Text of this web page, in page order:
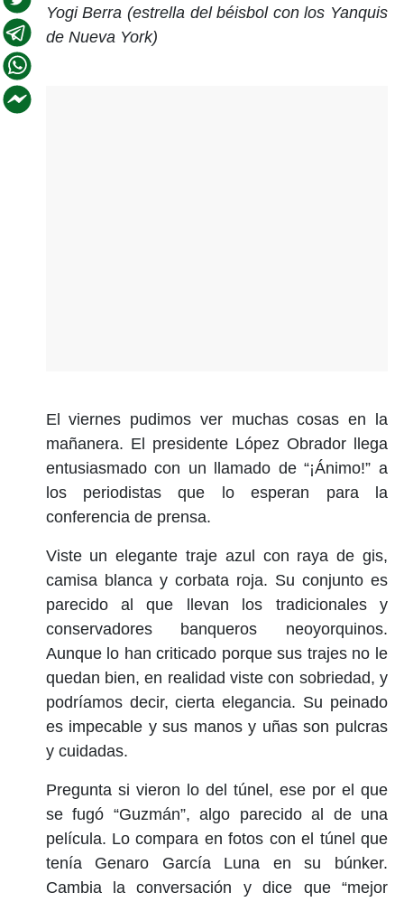
Yogi Berra (estrella del béisbol con los Yanquis
de Nueva York)
El viernes pudimos ver muchas cosas en la
mañanera. El presidente López Obrador llega
entusiasmado con un llamado de “¡Ánimo!” a
los periodistas que lo esperan para la
conferencia de prensa.
Viste un elegante traje azul con raya de gis,
camisa blanca y corbata roja. Su conjunto es
parecido al que llevan los tradicionales y
conservadores banqueros neoyorquinos.
Aunque lo han criticado porque sus trajes no le
quedan bien, en realidad viste con sobriedad, y
podríamos decir, cierta elegancia. Su peinado
es impecable y sus manos y uñas son pulcras
y cuidadas.
Pregunta si vieron lo del túnel, ese por el que
se fugó “Guzmán”, algo parecido al de una
película. Lo compara en fotos con el túnel que
tenía Genaro García Luna en su búnker.
Cambia la conversación y dice que “mejor